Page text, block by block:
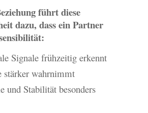
führt diese
dazu, dass ein Partner
Signale frühzeitig erkennt
stärker wahrnimmt
und Stabilität besonders